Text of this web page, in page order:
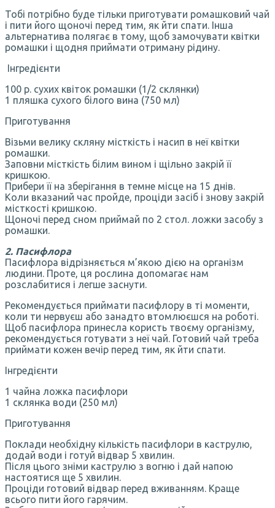
Тобі потрібно буде тільки приготувати ромашковий чай
і пити його щоночі перед тим, як йти спати. Інша
альтернатива полягає в тому, щоб замочувати квітки
ромашки і щодня приймати отриману рідину.
Інгредієнти
100 р. сухих квіток ромашки (1/2 склянки)
1 пляшка сухого білого вина (750 мл)
Приготування
Візьми велику скляну місткість і насип в неї квітки
ромашки.
Заповни місткість білим вином і щільно закрій її
кришкою.
Прибери її на зберігання в темне місце на 15 днів.
Коли вказаний час пройде, проціди засіб і знову закрій
місткості кришкою.
Щоночі перед сном приймай по 2 стол. ложки засобу з
ромашки.
2. Пасифлора
Пасифлора відрізняється м’якою дією на організм
людини. Проте, ця рослина допомагає нам
розслабитися і легше заснути.
Рекомендується приймати пасифлору в ті моменти,
коли ти нервуєш або занадто втомлюєшся на роботі.
Щоб пасифлора принесла користь твоєму організму,
рекомендується готувати з неї чай. Готовий чай треба
приймати кожен вечір перед тим, як йти спати.
Інгредієнти
1 чайна ложка пасифлори
1 склянка води (250 мл)
Приготування
Поклади необхідну кількість пасифлори в каструлю,
додай води і готуй відвар 5 хвилин.
Після цього зніми каструлю з вогню і дай напою
настоятися ще 5 хвилин.
Проціди готовий відвар перед вживанням. Краще
всього пити його гарячим.